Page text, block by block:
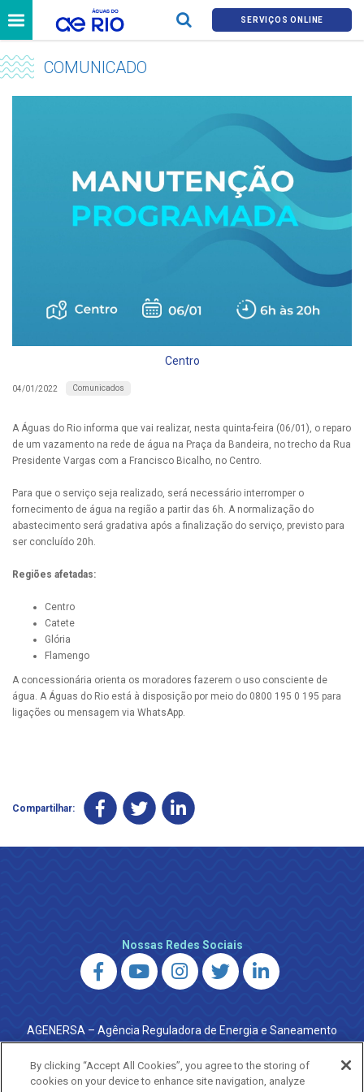
SERVIÇOS ONLINE
COMUNICADO
Centro
04/01/2022 Comunicados
A Águas do Rio informa que vai realizar, nesta quinta-feira (06/01), o reparo
de um vazamento na rede de água na Praça da Bandeira, no trecho da Rua
Presidente Vargas com a Francisco Bicalho, no Centro.
Para que o serviço seja realizado, será necessário interromper o
fornecimento de água na região a partir das 6h. A normalização do
abastecimento será gradativa após a finalização do serviço, previsto para
ser concluído 20h.
Regiões afetadas:
Centro
Catete
Glória
Flamengo
A concessionária orienta os moradores fazerem o uso consciente de
água. A Águas do Rio está à disposição por meio do 0800 195 0 195 para
ligações ou mensagem via WhatsApp.
Compartilhar:
Nossas Redes Sociais
AGENERSA – Agência Reguladora de Energia e Saneamento
do Estado do Rio de Janeiro
0800 024 9040 · (21) 2332-6457 (WhatsApp) ·
ouvidoria@agenersa.rj.gov.br/ouvidoria.agenersa@gmail.com
By clicking “Accept All Cookies”, you agree to the storing of
cookies on your device to enhance site navigation, analyze